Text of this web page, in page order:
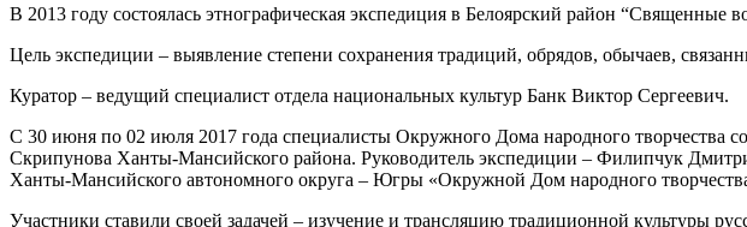
В 2013 году состоялась этнографическая экспедиция в Белоярский район “Священные
Цель экспедиции – выявление степени сохранения традиций, обрядов, обычаев,
Куратор – ведущий специалист отдела национальных культур Банк Виктор Сергеевич.
С 30 июня по 02 июля 2017 года специалисты Окружного Дома народного творчества
Скрипунова Ханты-Мансийского района. Руководитель экспедиции – Филипчук
Ханты-Мансийского автономного округа – Югры «Окружной Дом народного
Участники ставили своей задачей – изучение и трансляцию традиционной культуры